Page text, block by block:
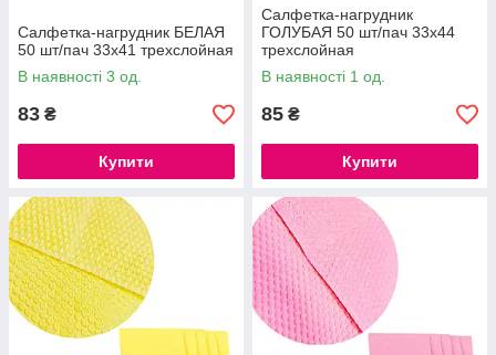
Салфетка-нагрудник БЕЛАЯ
50 шт/пач 33х41 трехслойная
В наявності 3 од.
83 ₴
Купити
Салфетка-нагрудник
ГОЛУБАЯ 50 шт/пач 33х44
трехслойная
В наявності 1 од.
85 ₴
Купити